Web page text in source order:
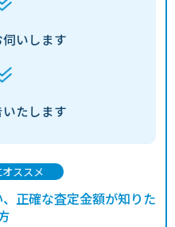
伺いします
たします
ススメ
正確な査定金額が知りた